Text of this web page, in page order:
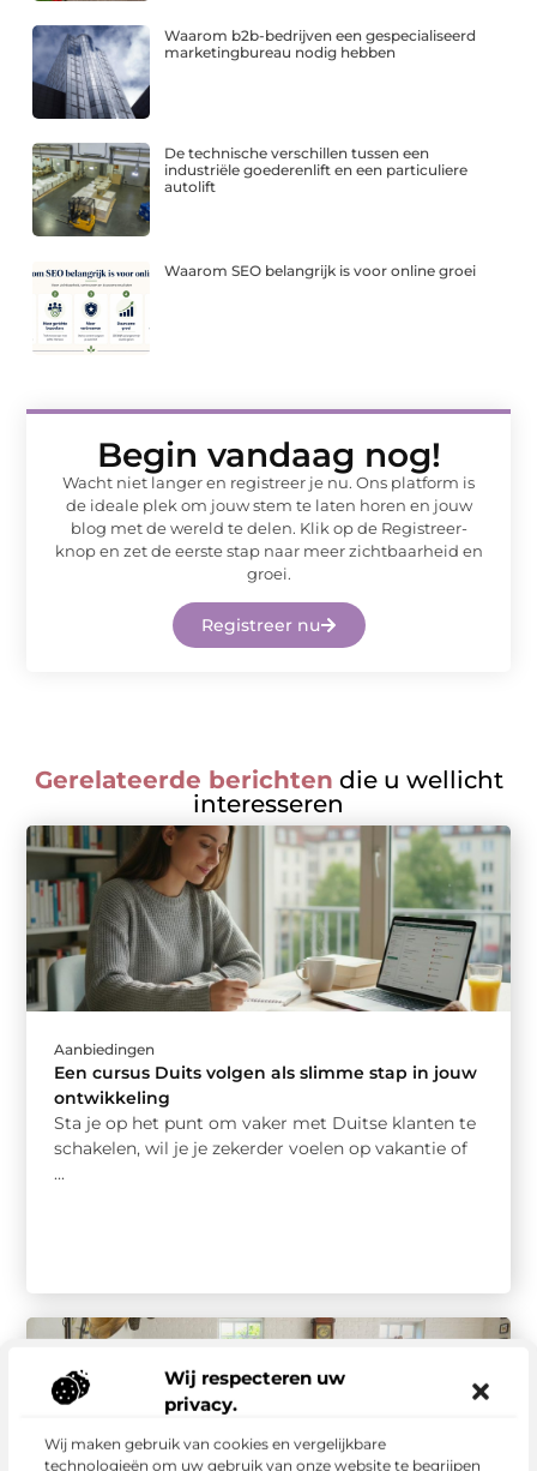
Wij respecteren uw
privacy.
Wij maken gebruik van cookies en vergelijkbare
technologieën om uw gebruik van onze website te begrijpen
Waarom b2b-bedrijven een gespecialiseerd
marketingbureau nodig hebben
De technische verschillen tussen een
industriële goederenlift en een particuliere
autolift
Waarom SEO belangrijk is voor online groei
Begin vandaag nog!
Wacht niet langer en registreer je nu. Ons platform is
de ideale plek om jouw stem te laten horen en jouw
blog met de wereld te delen. Klik op de Registreer-
knop en zet de eerste stap naar meer zichtbaarheid en
groei.
Registreer nu
Gerelateerde berichten die u wellicht
interesseren
Aanbiedingen
Een cursus Duits volgen als slimme stap in jouw
ontwikkeling
Sta je op het punt om vaker met Duitse klanten te
schakelen, wil je je zekerder voelen op vakantie of
...